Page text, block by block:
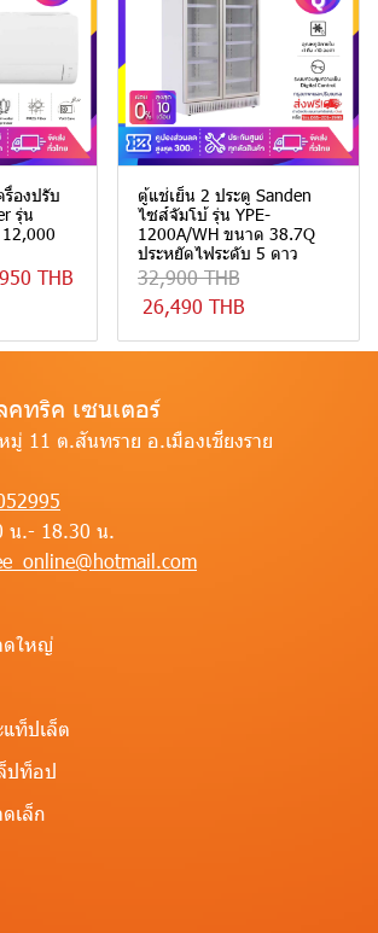
องปรับ
รุ่น
THB
ตู้แช่เย็น 2 ประตู Sanden
ไซส์จัมโบ้ รุ่น YPE-
1200A/WH ขนาด 38.7Q
ประหยัดไฟระดับ 5 ดาว
32,900 THB
26,490 THB
ทริค เซนเตอร์
มู่ 11 ต.สันทราย อ.เมืองเชียงราย
น.- 18.30 น.
ดใหญ่
ท็ปเล็ต
ปท็อป
เล็ก